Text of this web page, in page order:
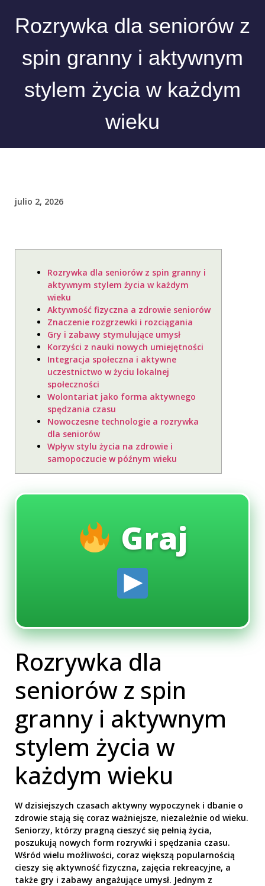
Rozrywka dla seniorów z
spin granny i aktywnym
stylem życia w każdym
wieku
julio 2, 2026
Rozrywka dla seniorów z spin granny i
aktywnym stylem życia w każdym
wieku
Aktywność fizyczna a zdrowie seniorów
Znaczenie rozgrzewki i rozciągania
Gry i zabawy stymulujące umysł
Korzyści z nauki nowych umiejętności
Integracja społeczna i aktywne
uczestnictwo w życiu lokalnej
społeczności
Wolontariat jako forma aktywnego
spędzania czasu
Nowoczesne technologie a rozrywka
dla seniorów
Wpływ stylu życia na zdrowie i
samopoczucie w późnym wieku
Graj
Rozrywka dla
seniorów z spin
granny i aktywnym
stylem życia w
każdym wieku
W dzisiejszych czasach aktywny wypoczynek i dbanie o
zdrowie stają się coraz ważniejsze, niezależnie od wieku.
Seniorzy, którzy pragną cieszyć się pełnią życia,
poszukują nowych form rozrywki i spędzania czasu.
Wśród wielu możliwości, coraz większą popularnością
cieszy się aktywność fizyczna, zajęcia rekreacyjne, a
także gry i zabawy angażujące umysł. Jednym z